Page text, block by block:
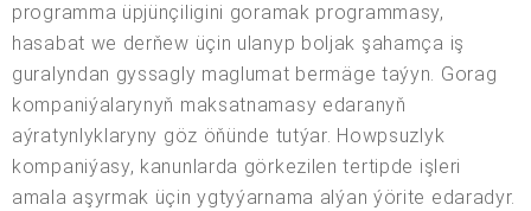
programma üpjünçiligini goramak programmasy,
hasabat we derňew üçin ulanyp boljak şahamça iş
guralyndan gyssagly maglumat bermäge taýyn. Gorag
kompaniýalarynyň maksatnamasy edaranyň
aýratynlyklaryny göz öňünde tutýar. Howpsuzlyk
kompaniýasy, kanunlarda görkezilen tertipde işleri
amala aşyrmak üçin ygtyýarnama alýan ýörite edaradyr.